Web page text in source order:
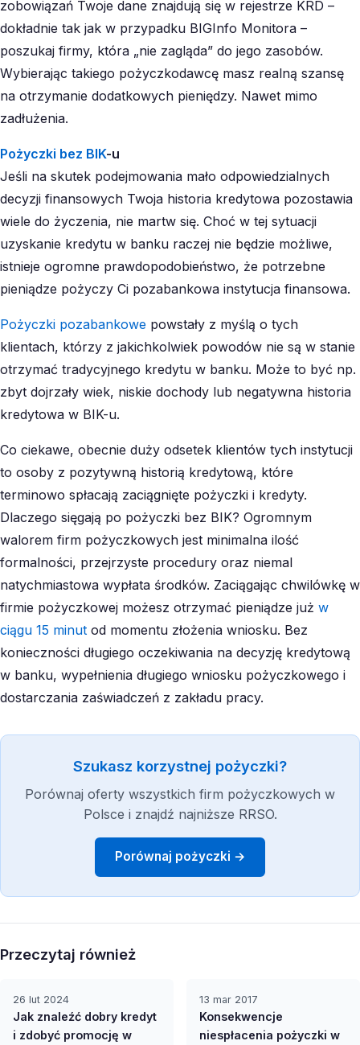
zobowiązań Twoje dane znajdują się w rejestrze KRD –
dokładnie tak jak w przypadku BIGInfo Monitora –
poszukaj firmy, która „nie zagląda” do jego zasobów.
Wybierając takiego pożyczkodawcę masz realną szansę
na otrzymanie dodatkowych pieniędzy. Nawet mimo
zadłużenia.
Pożyczki bez BIK-u
Jeśli na skutek podejmowania mało odpowiedzialnych
decyzji finansowych Twoja historia kredytowa pozostawia
wiele do życzenia, nie martw się. Choć w tej sytuacji
uzyskanie kredytu w banku raczej nie będzie możliwe,
istnieje ogromne prawdopodobieństwo, że potrzebne
pieniądze pożyczy Ci pozabankowa instytucja finansowa.
Pożyczki pozabankowe powstały z myślą o tych
klientach, którzy z jakichkolwiek powodów nie są w stanie
otrzymać tradycyjnego kredytu w banku. Może to być np.
zbyt dojrzały wiek, niskie dochody lub negatywna historia
kredytowa w BIK-u.
Co ciekawe, obecnie duży odsetek klientów tych instytucji
to osoby z pozytywną historią kredytową, które
terminowo spłacają zaciągnięte pożyczki i kredyty.
Dlaczego sięgają po pożyczki bez BIK? Ogromnym
walorem firm pożyczkowych jest minimalna ilość
formalności, przejrzyste procedury oraz niemal
natychmiastowa wypłata środków. Zaciągając chwilówkę w
firmie pożyczkowej możesz otrzymać pieniądze już w
ciągu 15 minut od momentu złożenia wniosku. Bez
konieczności długiego oczekiwania na decyzję kredytową
w banku, wypełnienia długiego wniosku pożyczkowego i
dostarczania zaświadczeń z zakładu pracy.
Szukasz korzystnej pożyczki?
Porównaj oferty wszystkich firm pożyczkowych w
Polsce i znajdź najniższe RRSO.
Porównaj pożyczki →
Przeczytaj również
26 lut 2024
Jak znaleźć dobry kredyt
i zdobyć promocję w
13 mar 2017
Konsekwencje
niespłacenia pożyczki w